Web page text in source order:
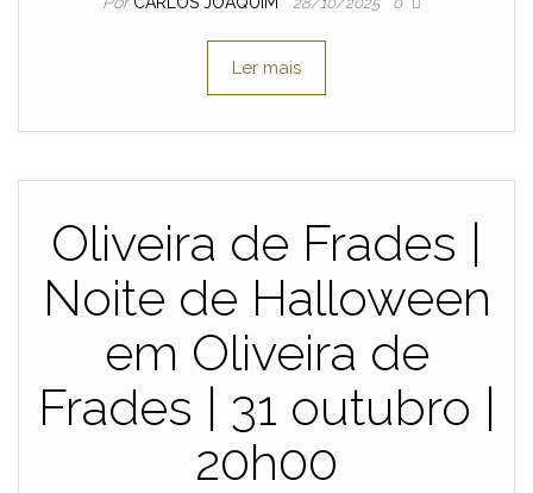
Ler mais
Oliveira de Frades |
Noite de Halloween
em Oliveira de
Frades | 31 outubro |
20h00